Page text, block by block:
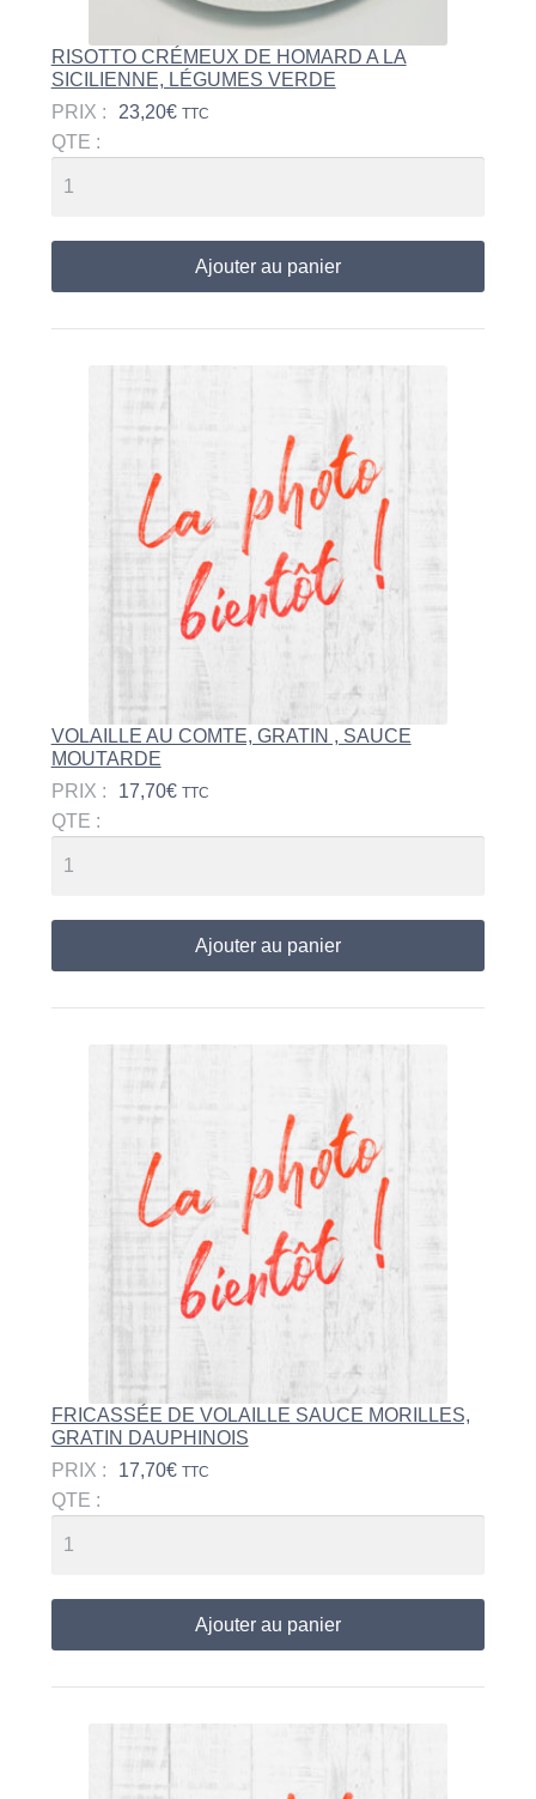
RISOTTO CRÉMEUX DE HOMARD A LA
SICILIENNE, LÉGUMES VERDE
PRIX :
23,20€ TTC
QTE :
Ajouter au panier
VOLAILLE AU COMTE, GRATIN , SAUCE
MOUTARDE
PRIX :
17,70€ TTC
QTE :
Ajouter au panier
FRICASSÉE DE VOLAILLE SAUCE MORILLES,
GRATIN DAUPHINOIS
PRIX :
17,70€ TTC
QTE :
Ajouter au panier